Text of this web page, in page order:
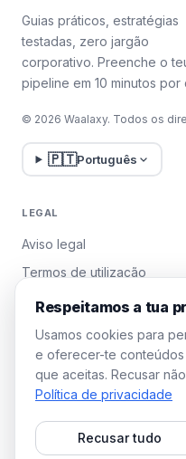
Guias práticos, estratégias
testadas, zero jargão
corporativo. Preenche o
pipeline em 10 minutos por
© 2026 Waalaxy. Todos os
🇵🇹Português
LEGAL
Aviso legal
Termos de utilização
Política de privacidade
Gerir cookies
WAALAXY
Plano Team
Respeitamos a tua
Usamos cookies para
e oferecer-te conteúdos
que aceitas. Recusar
Política de privacidade
Recusar tudo